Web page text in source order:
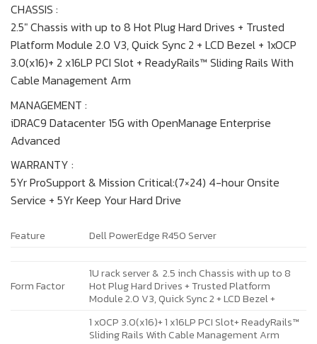
CHASSIS :
2.5″ Chassis with up to 8 Hot Plug Hard Drives + Trusted
Platform Module 2.0 V3, Quick Sync 2 + LCD Bezel + 1xOCP
3.0(x16)+ 2 x16LP PCI Slot + ReadyRails™ Sliding Rails With
Cable Management Arm
MANAGEMENT :
iDRAC9 Datacenter 15G with OpenManage Enterprise
Advanced
WARRANTY :
5Yr ProSupport & Mission Critical:(7×24) 4-hour Onsite
Service + 5Yr Keep Your Hard Drive
Feature Dell PowerEdge R450 Server
Form Factor
1U rack server & 2.5 inch Chassis with up to 8
Hot Plug Hard Drives + Trusted Platform
Module 2.0 V3, Quick Sync 2 + LCD Bezel +
1 xOCP 3.0(x16)+ 1 x16LP PCI Slot+ ReadyRails™
Sliding Rails With Cable Management Arm